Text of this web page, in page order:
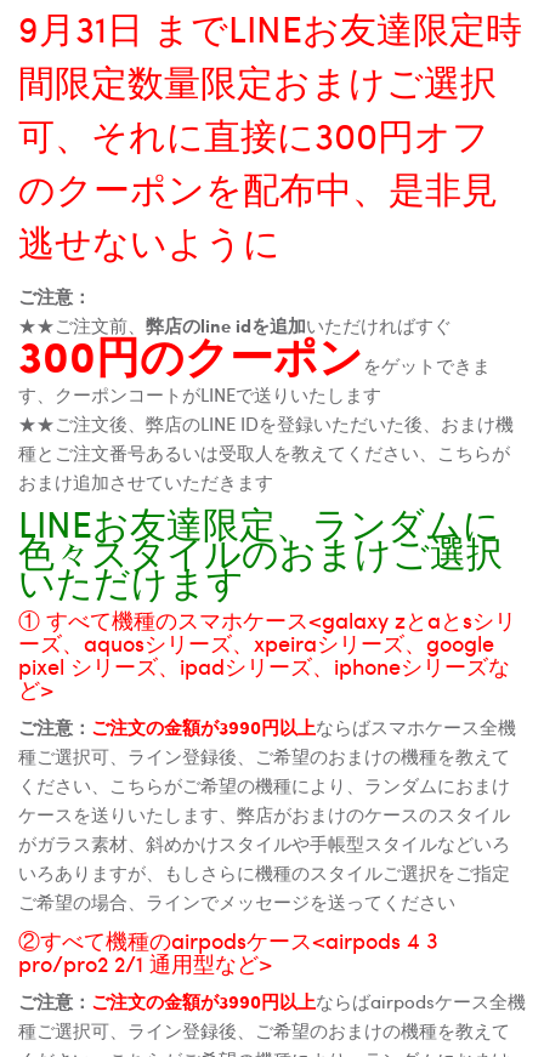
9月31日 までLINEお友達限定時
間限定数量限定おまけご選択
可、それに直接に300円オフ
のクーポンを配布中、是非見
逃せないように
ご注意：
★★ご注文前、 弊店のline idを追加いただければすぐ
300円のクーポンをゲットできま
す、クーポンコートがLINEで送りいたします
★★ご注文後、弊店のLINE IDを登録いただいた後、おまけ機
種とご注文番号あるいは受取人を教えてください、こちらが
おまけ追加させていただきます
LINEお友達限定、ランダムに
色々スタイルのおまけご選択
いただけます
① すべて機種のスマホケース<galaxy zとaとsシリ
ーズ、aquosシリーズ、xpeiraシリーズ、google
pixel シリーズ、ipadシリーズ、iphoneシリーズな
ど>
ご注意： ご注文の金額が3990円以上ならばスマホケース全機
種ご選択可、ライン登録後、ご希望のおまけの機種を教えて
ください、こちらがご希望の機種により、ランダムにおまけ
ケースを送りいたします、弊店がおまけのケースのスタイル
がガラス素材、斜めかけスタイルや手帳型スタイルなどいろ
いろありますが、もしさらに機種のスタイルご選択をご指定
ご希望の場合、ラインでメッセージを送ってください
②すべて機種のairpodsケース<airpods 4 3
pro/pro2 2/1 通用型など>
ご注意： ご注文の金額が3990円以上ならばairpodsケース全機
種ご選択可、ライン登録後、ご希望のおまけの機種を教えて